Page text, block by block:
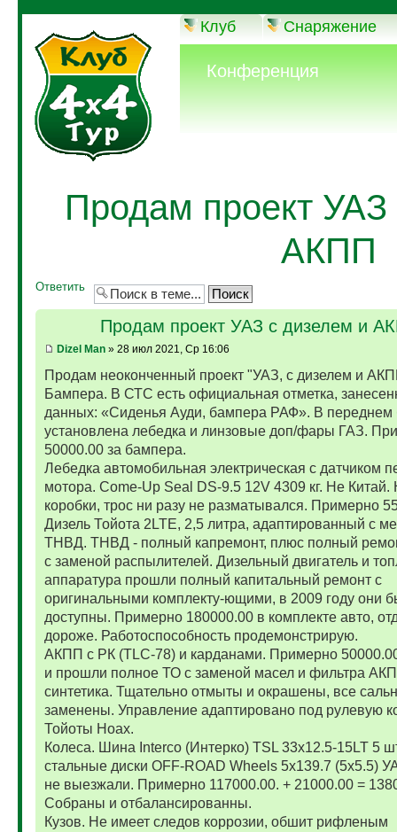
Клуб Снаряжение
Конференция
Продам проект УАЗ
АКПП
Ответить
Продам проект УАЗ с дизелем и
Dizel Man» 28 июл 2021, Ср 16:06
Продам неоконченный проект "УАЗ, с дизелем и
Бампера. В СТС есть официальная отметка,
данных: «Сиденья Ауди, бампера РАФ». В переднем
установлена лебедка и линзовые доп/фары ГАЗ.
50000.00 за бампера.
Лебедка автомобильная электрическая с датчиком
мотора. Come-Up Seal DS-9.5 12V 4309 кг. Не Китай.
коробки, трос ни разу не разматывался. Примерно
Дизель Тойота 2LTE, 2,5 литра, адаптированный с
ТНВД. ТНВД - полный капремонт, плюс полный
с заменой распылителей. Дизельный двигатель и
аппаратура прошли полный капитальный ремонт с
оригинальными комплекту-ющими, в 2009 году они
доступны. Примерно 180000.00 в комплекте авто,
дороже. Работоспособность продемонстрирую.
АКПП с РК (TLC-78) и карданами. Примерно
и прошли полное ТО с заменой масел и фильтра
синтетика. Тщательно отмыты и окрашены, все
заменены. Управление адаптировано под рулевую
Тойоты Ноах.
Колеса. Шина Interco (Интерко) TSL 33x12.5-15LT 5
стальные диски OFF-ROAD Wheels 5x139.7 (5x5.5)
не выезжали. Примерно 117000.00. + 21000.00 =
Собраны и отбалансированны.
Кузов. Не имеет следов коррозии, обшит рифленым